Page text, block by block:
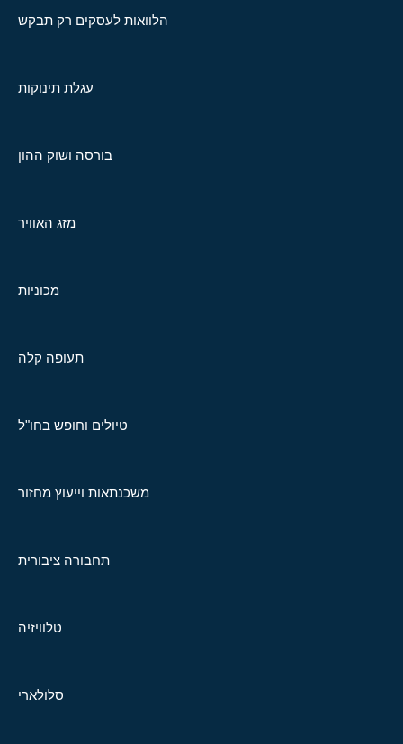
הלוואות לעסקים רק תבקש
עגלת תינוקות
בורסה ושוק ההון
מזג האוויר
מכוניות
תעופה קלה
טיולים וחופש בחו"ל
משכנתאות וייעוץ מחזור
תחבורה ציבורית
טלוויזיה
סלולארי